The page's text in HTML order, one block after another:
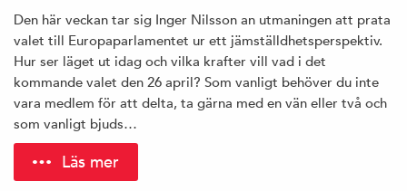
Den här veckan tar sig Inger Nilsson an utmaningen att prata
valet till Europaparlamentet ur ett jämställdhetsperspektiv.
Hur ser läget ut idag och vilka krafter vill vad i det
kommande valet den 26 april? Som vanligt behöver du inte
vara medlem för att delta, ta gärna med en vän eller två och
som vanligt bjuds…
Läs mer